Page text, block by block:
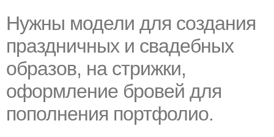
Нужны модели для создания
праздничных и свадебных
образов, на стрижки,
оформление бровей для
пополнения портфолио.